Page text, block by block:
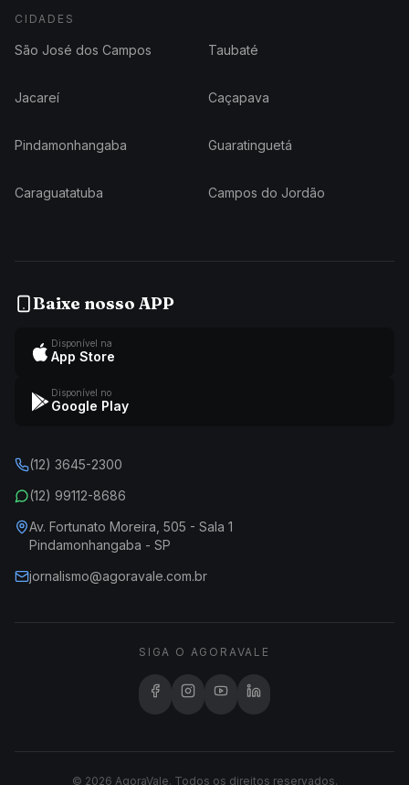
CIDADES
São José dos Campos Taubaté
Jacareí Caçapava
Pindamonhangaba Guaratinguetá
Caraguatatuba Campos do Jordão
Baixe nosso APP
Disponível na
App Store
Disponível no
Google Play
(12) 3645-2300
(12) 99112-8686
Av. Fortunato Moreira, 505 - Sala 1
Pindamonhangaba - SP
jornalismo@agoravale.com.br
SIGA O AGORAVALE
© 2026 AgoraVale. Todos os direitos reservados.